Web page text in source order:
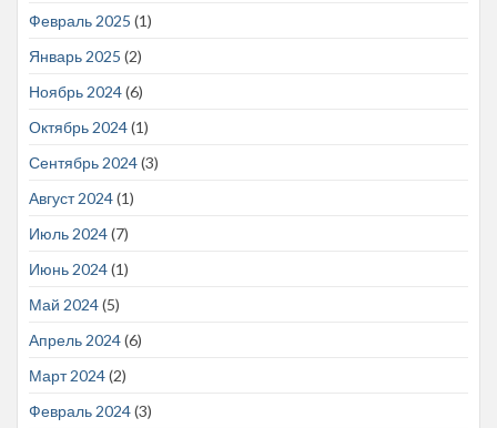
Февраль 2025 (1)
Январь 2025 (2)
Ноябрь 2024(6)
Октябрь 2024(1)
Сентябрь 2024(3)
Август 2024(1)
Июль 2024(7)
Июнь 2024(1)
Май 2024(5)
Апрель 2024(6)
Март 2024(2)
Февраль 2024(3)